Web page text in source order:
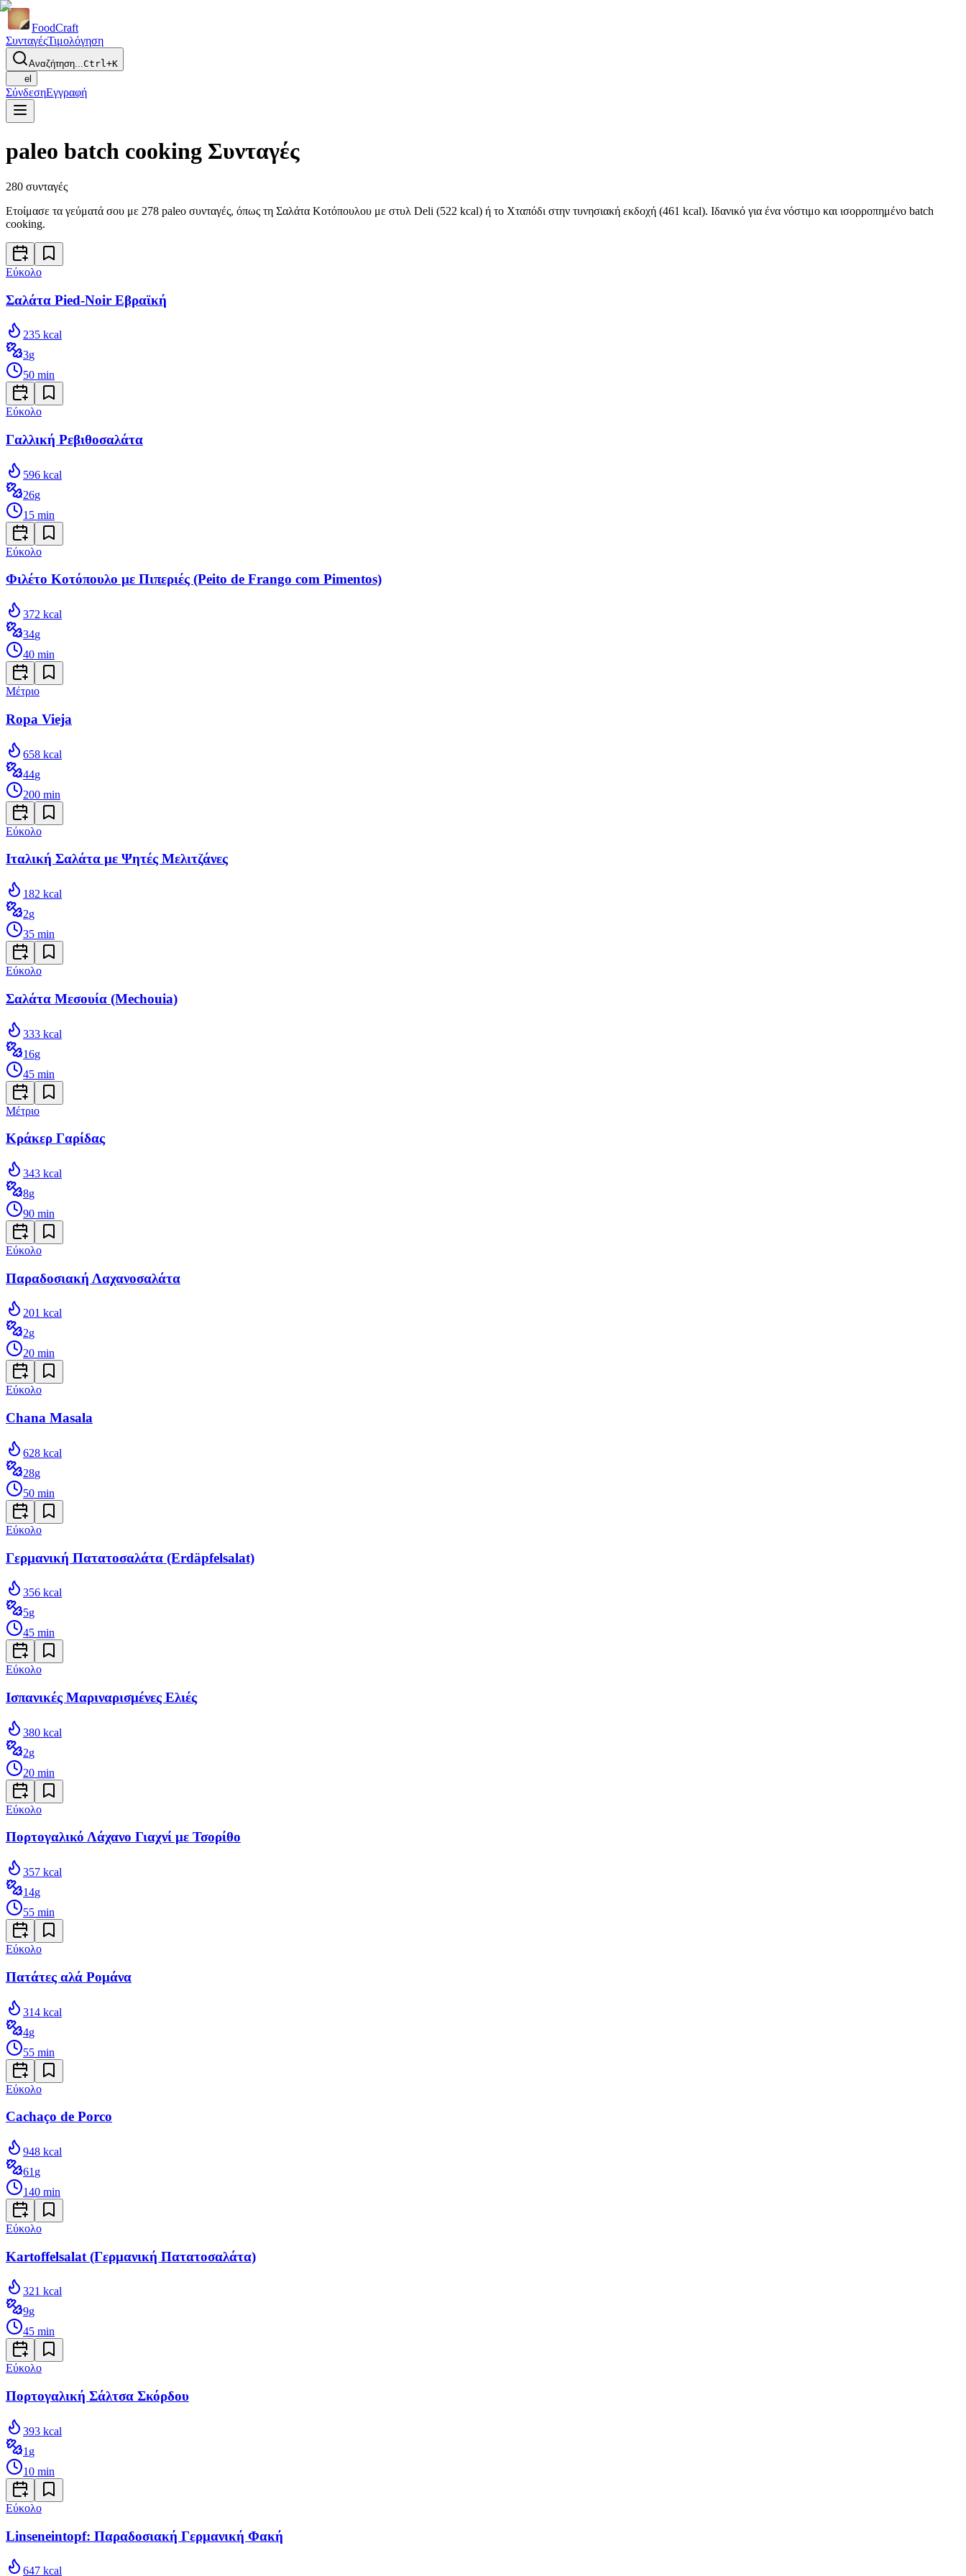
FoodCraft
ΣυνταγέςΤιμολόγηση
Αναζήτηση...Ctrl+K
el
ΣύνδεσηΕγγραφή
paleo batch cooking Συνταγές
280 συνταγές
Ετοίμασε τα γεύματά σου με 278 paleo συνταγές, όπως τη Σαλάτα Κοτόπουλου με στυλ Deli (522 kcal) ή το Χταπόδι στην τυνησιακή εκδοχή (461 kcal). Ιδανικό για ένα νόστιμο και ισορροπημένο batch
cooking.
Εύκολο
Σαλάτα Pied-Noir Εβραϊκή
235 kcal
3g
50 min
Εύκολο
Γαλλική Ρεβιθοσαλάτα
596 kcal
26g
15 min
Εύκολο
Φιλέτο Κοτόπουλο με Πιπεριές (Peito de Frango com Pimentos)
372 kcal
34g
40 min
Μέτριο
Ropa Vieja
658 kcal
44g
200 min
Εύκολο
Ιταλική Σαλάτα με Ψητές Μελιτζάνες
182 kcal
2g
35 min
Εύκολο
Σαλάτα Μεσουία (Mechouia)
333 kcal
16g
45 min
Μέτριο
Κράκερ Γαρίδας
343 kcal
8g
90 min
Εύκολο
Παραδοσιακή Λαχανοσαλάτα
201 kcal
2g
20 min
Εύκολο
Chana Masala
628 kcal
28g
50 min
Εύκολο
Γερμανική Πατατοσαλάτα (Erdäpfelsalat)
356 kcal
5g
45 min
Εύκολο
Ισπανικές Μαριναρισμένες Ελιές
380 kcal
2g
20 min
Εύκολο
Πορτογαλικό Λάχανο Γιαχνί με Τσορίθο
357 kcal
14g
55 min
Εύκολο
Πατάτες αλά Ρομάνα
314 kcal
4g
55 min
Εύκολο
Cachaço de Porco
948 kcal
61 g
140 min
Εύκολο
Kartoffelsalat (Γερμανική Πατατοσαλάτα)
321 kcal
9g
45 min
Εύκολο
Πορτογαλική Σάλτσα Σκόρδου
393 kcal
1 g
10 min
Εύκολο
Linseneintopf: Παραδοσιακή Γερμανική Φακή
647 kcal